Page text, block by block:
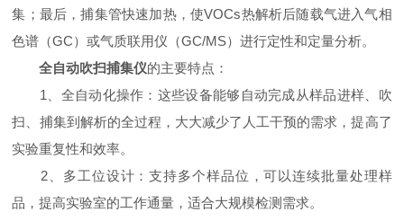
集；最后，捕集管快速加热，使VOCs热解析后随载气进入气相
色谱（GC）或气质联用仪（GC/MS）进行定性和定量分析。
全自动吹扫捕集仪的主要特点：
1、全自动化操作：这些设备能够自动完成从样品进样、吹
扫、捕集到解析的全过程，大大减少了人工干预的需求，提高了
实验重复性和效率。
2、多工位设计：支持多个样品位，可以连续批量处理样
品，提高实验室的工作通量，适合大规模检测需求。